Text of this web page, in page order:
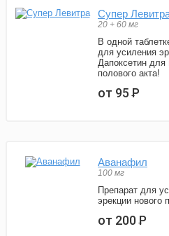
Супер
20 + 60 мг
В одной
для усиления
Дапоксетин для
полового акта!
от 95Р
Аванафил
100 мг
Препарат для
эрекции нового
от 200Р